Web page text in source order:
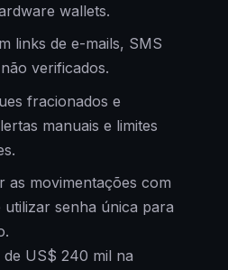
wallets.
links de e-mails, SMS
verificados.
fracionados e
manuais e limites
as movimentações com
senha única para
US$ 240 mil na